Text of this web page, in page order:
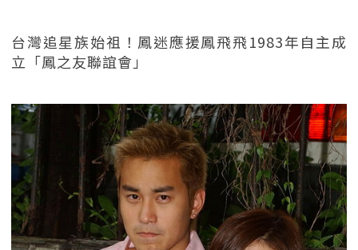
台灣追星族始祖！鳳迷應援鳳飛飛1983年自主成
立「鳳之友聯誼會」